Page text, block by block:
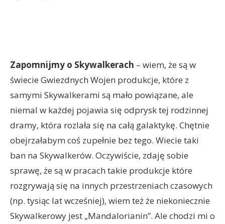
Zapomnijmy o Skywalkerach – wiem, że są w
świecie Gwiezdnych Wojen produkcje, które z
samymi Skywalkerami są mało powiązane, ale
niemal w każdej pojawia się odprysk tej rodzinnej
dramy, która rozlała się na całą galaktykę. Chętnie
obejrzałabym coś zupełnie bez tego. Wiecie taki
ban na Skywalkerów. Oczywiście, zdaję sobie
sprawę, że są w pracach takie produkcje które
rozgrywają się na innych przestrzeniach czasowych
(np. tysiąc lat wcześniej), wiem też że niekoniecznie
Skywalkerowy jest „Mandalorianin”. Ale chodzi mi o